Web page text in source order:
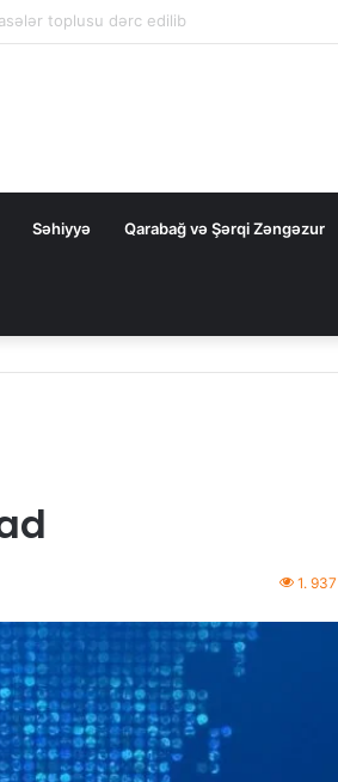
dərinləşdirməyə hazırdır
Səhiyyə Qarabağ və Şərqi Zəngəzur
1. 937